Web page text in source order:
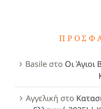
Basileστο Οι Άγιοι
Αγγελική στο